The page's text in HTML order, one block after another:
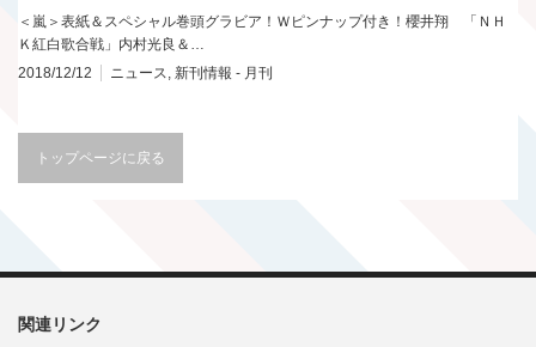
＜嵐＞表紙＆スペシャル巻頭グラビア！Ｗピンナップ付き！櫻井翔 「ＮＨ
Ｋ紅白歌合戦」内村光良＆…
2018/12/12
ニュース, 新刊情報 - 月刊
トップページに戻る
関連リンク